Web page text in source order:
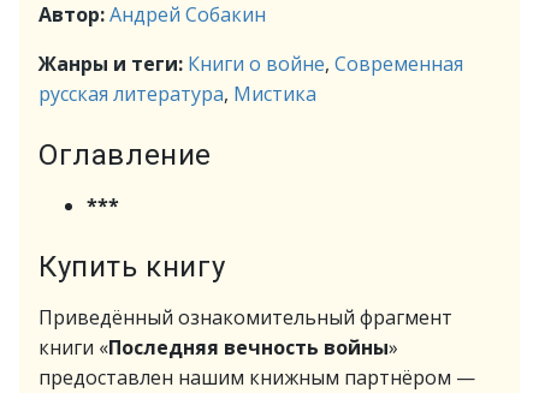
Автор:Андрей Собакин
Жанры и теги: Книги о войне, Современная
русская литература, Мистика
Оглавление
***
Купить книгу
Приведённый ознакомительный фрагмент
книги «Последняя вечность войны»
предоставлен нашим книжным партнёром —